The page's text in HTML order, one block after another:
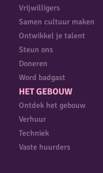
Vrijwilligers
Samen cultuur maken
Ontwikkel je talent
Steun ons
Doneren
Word badgast
HET GEBOUW
Ontdek het gebouw
Verhuur
Techniek
Vaste huurders